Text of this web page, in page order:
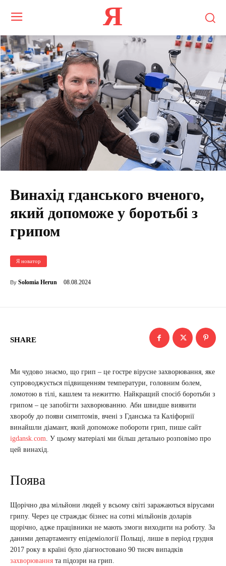
Я
Винахід гданського вченого,
який допоможе у боротьбі з
грипом
Я новатор
By Solomia Herun 08.08.2024
SHARE
Ми чудово знаємо, що грип – це гостре вірусне захворювання, яке
супроводжується підвищенням температури, головним болем,
ломотою в тілі, кашлем та нежиттю. Найкращий спосіб боротьби з
грипом – це запобігти захворюванню. Аби швидше виявити
хворобу до появи симптомів, вчені з Гданська та Каліфорнії
винайшли діамант, який допоможе побороти грип, пише сайт
igdansk.com. У цьому матеріалі ми більш детально розповімо про
цей винахід.
Поява
Щорічно два мільйони людей у ​​всьому світі заражаються вірусами
грипу. Через це страждає бізнес на сотні мільйонів доларів
щорічно, адже працівники не мають змоги виходити на роботу. За
даними департаменту епідеміології Польщі, лише в період грудня
2017 року в країні було діагностовано 90 тисяч випадків
захворювання та підозри на грип.